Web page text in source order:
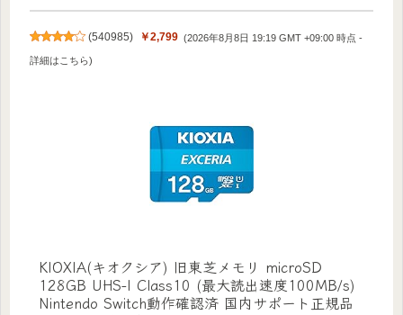
(540985) ￥2,799 (2026年8月8日 19:19 GMT +09:00 時点 -
詳細はこちら)
KIOXIA(キオクシア) 旧東芝メモリ microSD
128GB UHS-I Class10 (最大読出速度100MB/s)
Nintendo Switch動作確認済 国内サポート正規品